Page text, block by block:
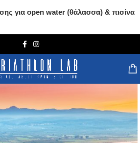
για open water (θάλασσα) & πισίνα